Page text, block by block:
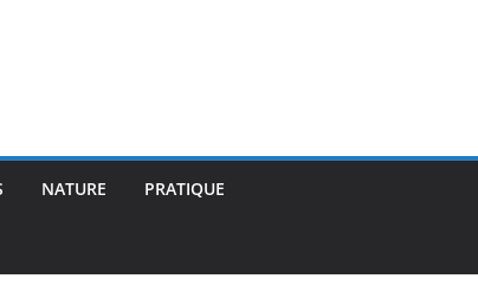
NATURE PRATIQUE